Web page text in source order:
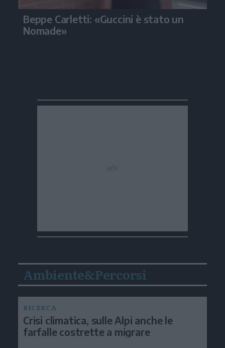
Beppe Carletti: «Guccini è stato un
Nomade»
Ambiente&Percorsi
RICERCA
Crisi climatica, sulle Alpi anche le
farfalle costrette a migrare